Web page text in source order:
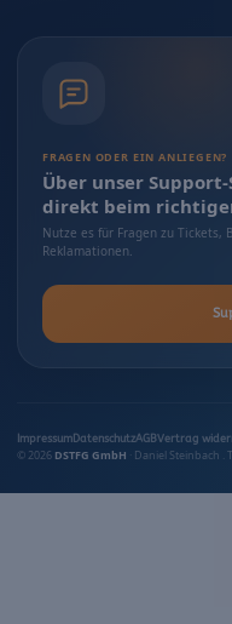
FRAGEN ODER EIN ANLIEGEN?
Über unser
direkt beim
Nutze es für Fragen zu Tickets,
Reklamationen.
Impressum DatenschutzAGBVertrag
© 2026 DSTFG GmbH · Daniel Steinbach